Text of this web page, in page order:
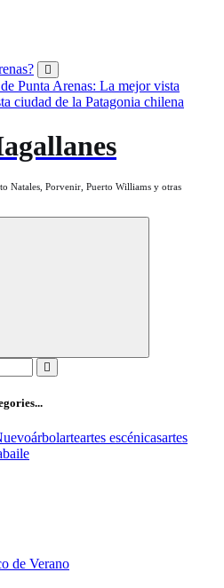
Punta Arenas: La mejor vista
ciudad de la Patagonia chilena
Natales, Porvenir, Puerto Williams y otras
árbolarteartes escénicasartes
baile
de Verano